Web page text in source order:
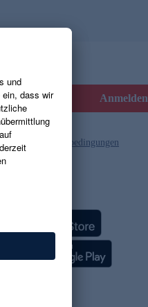
Anmelden
und die Gutscheinbedingungen